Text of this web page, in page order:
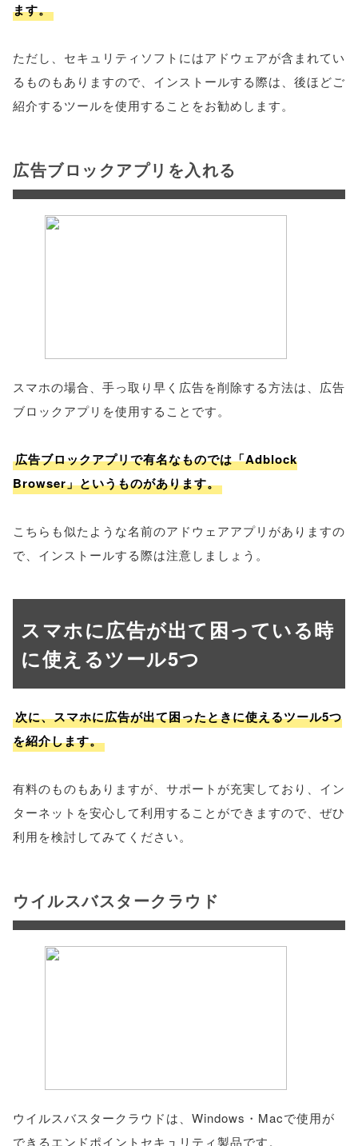
ます。
ただし、セキュリティソフトにはアドウェアが含まれてい
るものもありますので、インストールする際は、後ほどご
紹介するツールを使用することをお勧めします。
広告ブロックアプリを入れる
スマホの場合、手っ取り早く広告を削除する方法は、広告
ブロックアプリを使用することです。
広告ブロックアプリで有名なものでは「Adblock
Browser」というものがあります。
こちらも似たような名前のアドウェアアプリがありますの
で、インストールする際は注意しましょう。
スマホに広告が出て困っている時
に使えるツール5つ
次に、スマホに広告が出て困ったときに使えるツール5つ
を紹介します。
有料のものもありますが、サポートが充実しており、イン
ターネットを安心して利用することができますので、ぜひ
利用を検討してみてください。
ウイルスバスタークラウド
ウイルスバスタークラウドは、Windows・Macで使用が
できるエンドポイントセキュリティ製品です。